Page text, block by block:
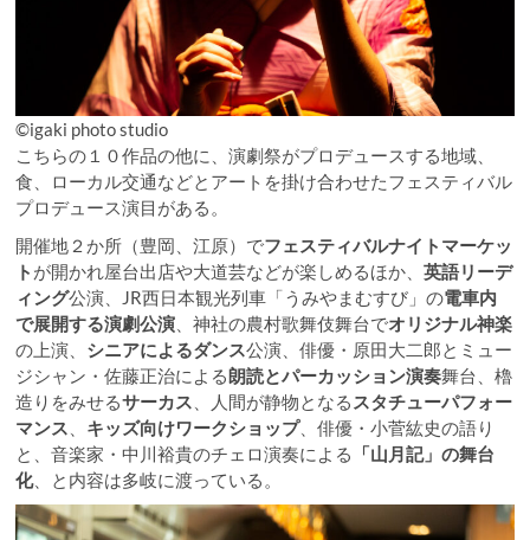
©︎igaki photo studio
こちらの１０作品の他に、演劇祭がプロデュースする地域、
食、ローカル交通などとアートを掛け合わせたフェスティバル
プロデュース演目がある。
開催地２か所（豊岡、江原）でフェスティバルナイトマーケッ
ト が開かれ屋台出店や大道芸などが楽しめるほか、英語リーデ
ィング公演、JR西日本観光列車「うみやまむすび」の電車内
で展開する演劇公演 、神社の農村歌舞伎舞台でオリジナル神楽
の上演、 シニアによるダンス公演、俳優・原田大二郎とミュー
ジシャン・佐藤正治による朗読とパーカッション演奏舞台、櫓
造りをみせるサーカス 、​​人間が静物となる スタチューパフォー
マンス
キッズ向けワークショップ、俳優・小菅紘史の語り
と、音楽家・中川裕貴のチェロ演奏による
「山月記」の舞台
化、と内容は多岐に渡っている。